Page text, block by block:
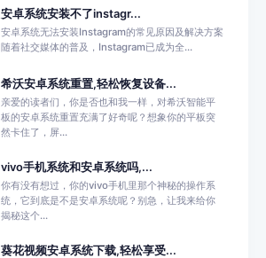
安卓系统安装不了instagr...
安卓系统无法安装Instagram的常见原因及解决方案
随着社交媒体的普及，Instagram已成为全...
希沃安卓系统重置,轻松恢复设备...
亲爱的读者们，你是否也和我一样，对希沃智能平
板的安卓系统重置充满了好奇呢？想象你的平板突
然卡住了，屏...
vivo手机系统和安卓系统吗,...
你有没有想过，你的vivo手机里那个神秘的操作系
统，它到底是不是安卓系统呢？别急，让我来给你
揭秘这个...
葵花视频安卓系统下载,轻松享受...